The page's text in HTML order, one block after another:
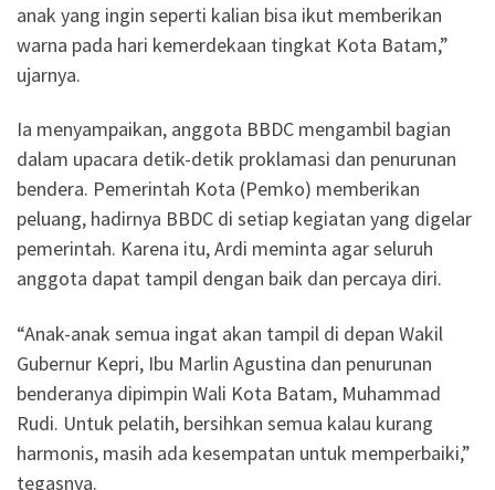
anak yang ingin seperti kalian bisa ikut memberikan
warna pada hari kemerdekaan tingkat Kota Batam,”
ujarnya.
Ia menyampaikan, anggota BBDC mengambil bagian
dalam upacara detik-detik proklamasi dan penurunan
bendera. Pemerintah Kota (Pemko) memberikan
peluang, hadirnya BBDC di setiap kegiatan yang digelar
pemerintah. Karena itu, Ardi meminta agar seluruh
anggota dapat tampil dengan baik dan percaya diri.
“Anak-anak semua ingat akan tampil di depan Wakil
Gubernur Kepri, Ibu Marlin Agustina dan penurunan
benderanya dipimpin Wali Kota Batam, Muhammad
Rudi. Untuk pelatih, bersihkan semua kalau kurang
harmonis, masih ada kesempatan untuk memperbaiki,”
tegasnya.